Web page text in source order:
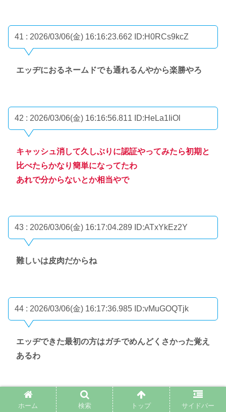
41 : 2026/03/06(金) 16:16:23.662 ID:H0RCs9kcZ
エッヂにおるネームドでも通れるんやから楽勝やろ
42 : 2026/03/06(金) 16:16:56.811 ID:HeLa1IiOl
キャッシュ消して久しぶりに認証やってみたら初期と
比べたらかなり簡単になってたわ
あれで分からないとか相当やで
43 : 2026/03/06(金) 16:17:04.289 ID:ATxYkEz2Y
難しいは皮肉だからね
44 : 2026/03/06(金) 16:17:36.985 ID:vMuGOQTjk
エッヂできた最初の方はガチでめんどくさかった覚え
あるわ
45 : 2026/03/06(金) 16:17:42.588ID:OOcLT7SXL
ホーム 検索 トップ サイドバー